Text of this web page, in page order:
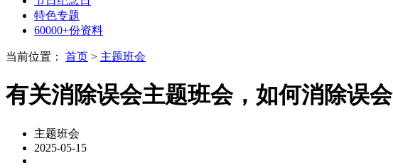
特色专题
60000+份资料
当前位置： 首页 > 主题班会
有关消除误会主题班会，如何消除误会
主题班会
2025-05-15